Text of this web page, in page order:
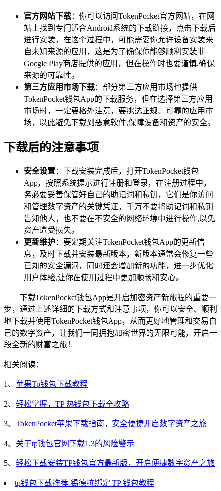
官方网站下载：你可以访问TokenPocket官方网站，在网
站上找到专门适合Android系统的下载链接，点击下载后
进行安装，在这个过程中，可能需要你允许设备安装来
自未知来源的应用，这是为了确保你能够顺利安装非
Google Play商店提供的应用，但在操作时也要谨慎,确保
来源的可靠性。
第三方应用市场下载：部分第三方应用市场也提供
TokenPocket钱包App的下载服务，但在选择第三方应用
市场时，一定要格外注意，要挑选正规、可靠的应用市
场，以此避免下载到恶意软件,保障设备和资产的安全。
下载后的注意事项
安全设置：下载安装完成后，打开TokenPocket钱包
App，按照系统提示进行注册和登录，在注册过程中，
务必要妥善保管好自己的助记词和私钥，它们是你访问
和管理数字资产的关键凭证，千万不要将助记词和私钥
告知他人，也不要在不安全的网络环境中进行操作,以免
资产遭受损失。
更新维护：要定期关注TokenPocket钱包App的更新信
息，及时下载并安装最新版本，新版本通常会修复一些
已知的安全漏洞，同时还会增加新的功能，进一步优化
用户体验,让你在使用过程中更加顺畅和安心。
下载TokenPocket钱包App是开启加密资产新旅程的重要一
步，通过上述详细的下载方式和注意事项，你可以安全、顺利
地下载并使用TokenPocket钱包App，从而更好地管理和交易自
己的数字资产，让我们一同拥抱加密世界的无限可能，开启一
段全新的财富之旅！
相关阅读：
1、 苹果Tp钱包下载教程
2、 轻松掌握，TP 热钱包下载全攻略
3、 TokenPocket苹果下载指南，安全便捷开启数字资产之旅
4、 关于tp钱包官网下载1.3的风险警示
5、 轻松下载安装TP钱包官方最新版，开启便捷数字资产之旅
tp钱包下载推荐-锡德拉绑定 TP 钱包教程